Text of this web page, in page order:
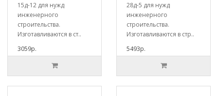
15д-12 для нужд
инженерного
строительства.
Изготавливаются в ст..
3059р.
28д-5 для нужд
инженерного
строительства.
Изготавливаются в стр..
5493р.